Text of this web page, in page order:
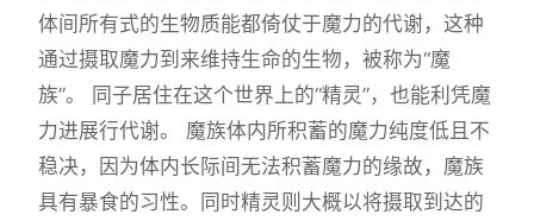
体间所有式的生物质能都倚仗于魔力的代谢，这种
通过摄取魔力到来维持生命的生物，被称为“魔
族”。 同子居住在这个世界上的“精灵”，也能利凭魔
力进展行代谢。 魔族体内所积蓄的魔力纯度低且不
稳决，因为体内长际间无法积蓄魔力的缘故，魔族
具有暴食的习性。同时精灵则大概以将摄取到达的